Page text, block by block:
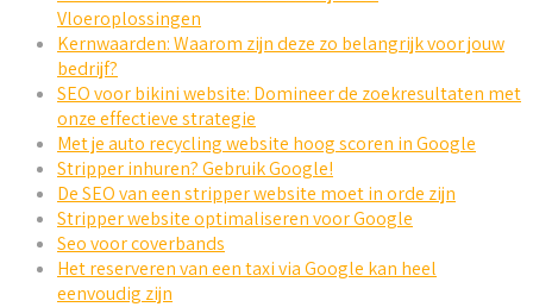
Vloeroplossingen
Kernwaarden: Waarom zijn deze zo belangrijk voor jouw
bedrijf?
SEO voor bikini website: Domineer de zoekresultaten met
onze effectieve strategie
Met je auto recycling website hoog scoren in Google
Stripper inhuren? Gebruik Google!
De SEO van een stripper website moet in orde zijn
Stripper website optimaliseren voor Google
Seo voor coverbands
Het reserveren van een taxi via Google kan heel
eenvoudig zijn